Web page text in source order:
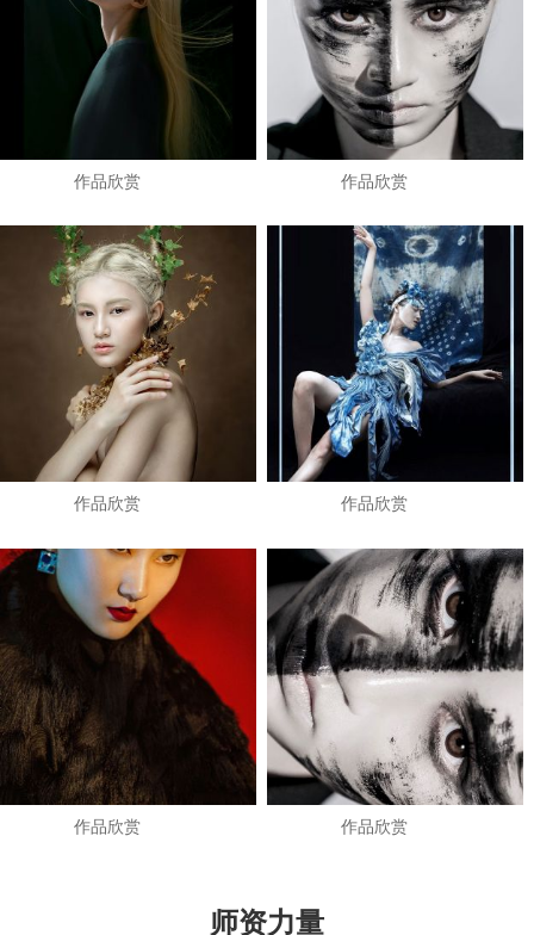
作品欣赏 作品欣赏
作品欣赏 作品欣赏
作品欣赏 作品欣赏
师资力量